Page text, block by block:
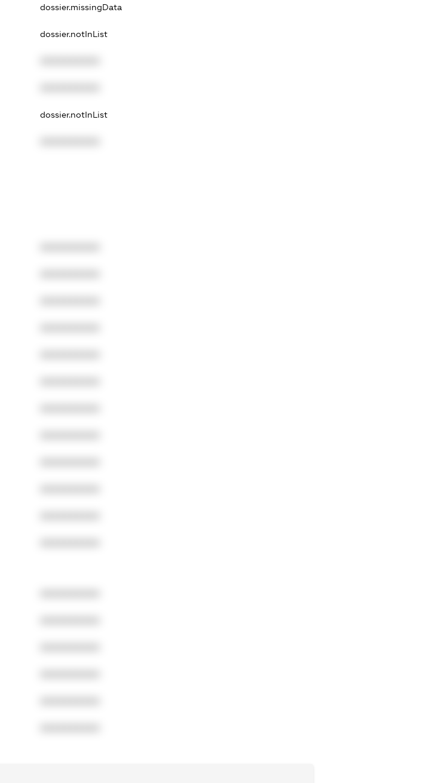
dossier.missingData
dossier.notInList
dossier.notInList